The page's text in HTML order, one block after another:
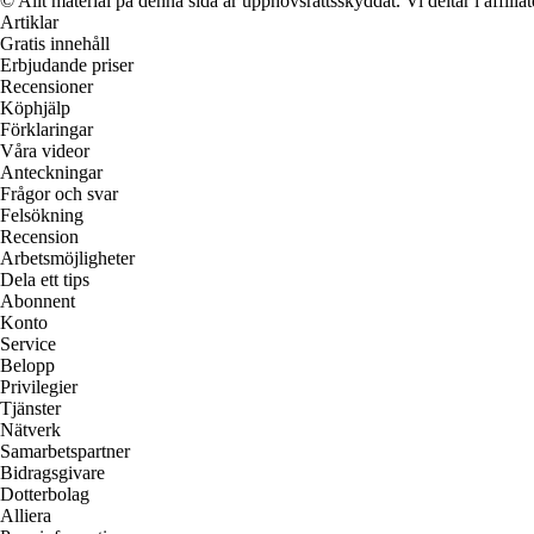
Artiklar
Gratis innehåll
Erbjudande priser
Recensioner
Köphjälp
Förklaringar
Våra videor
Anteckningar
Frågor och svar
Felsökning
Recension
Arbetsmöjligheter
Dela ett tips
Abonnent
Konto
Service
Belopp
Privilegier
Tjänster
Nätverk
Samarbetspartner
Bidragsgivare
Dotterbolag
Alliera